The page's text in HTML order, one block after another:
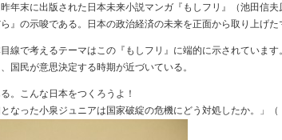
年末に出版された日本未来小説マンガ『もしフリ』（池田信
』の示唆である。日本の政治経済の未来を正面から取り上げた
線で考えるテーマはこの『もしフリ』に端的に示されていま
国民が意思決定する時期が近づいている。
。こんな日本をつくろうよ！
なった小泉ジュニアは国家破綻の危機にどう対処したか。」（